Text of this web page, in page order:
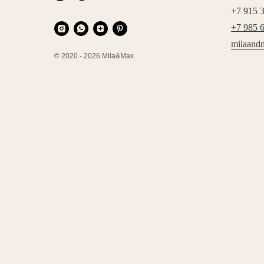
© 2020 - 2026 Mila&Max
+7 915
+7 985